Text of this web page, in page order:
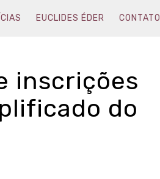
EUCLIDES ÉDER CONTATO
inscrições
do